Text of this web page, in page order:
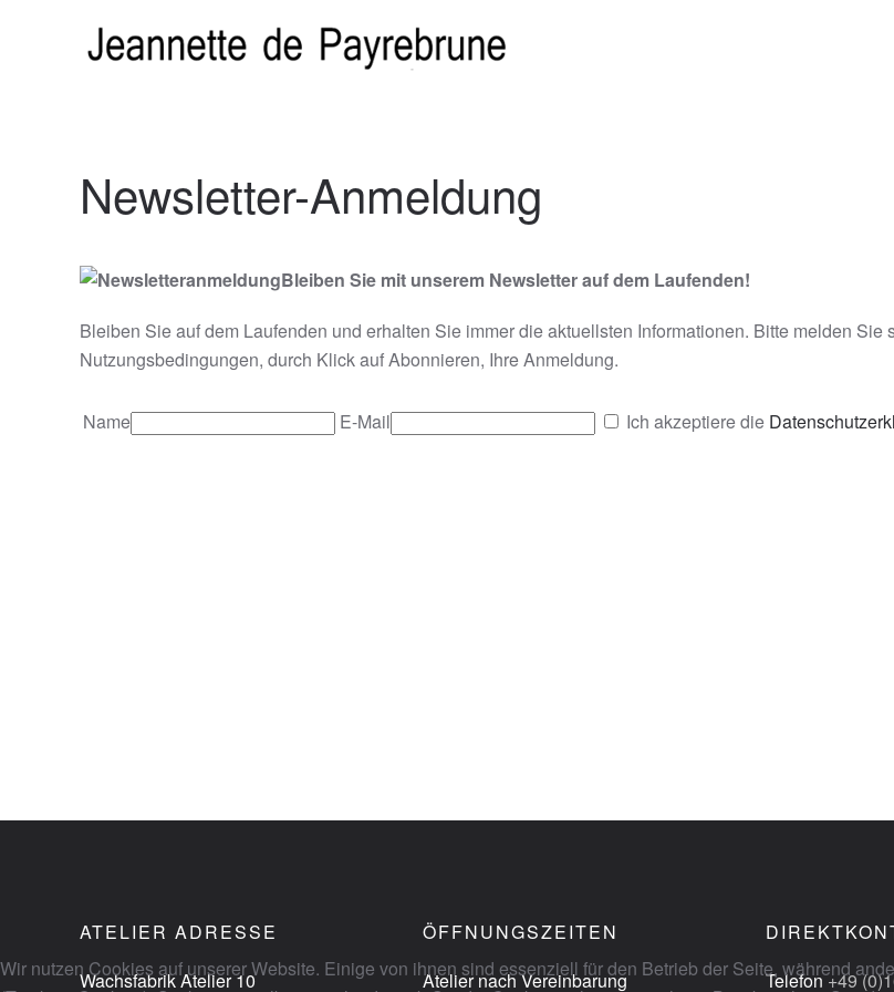
Zum Hauptinhalt springen
Newsletter-Anmeldung
Bleiben Sie mit unserem Newsletter auf dem Laufenden!
Bleiben Sie auf dem Laufenden und erhalten Sie immer die aktuellsten Informationen. Bitte melden
Nutzungsbedingungen, durch Klick auf Abonnieren, Ihre Anmeldung.
Name E-Mail Ich akzeptiere die
ATELIER ADRESSE
Wachsfabrik Atelier 10
ÖFFNUNGSZEITEN
Atelier nach Vereinbarung
Telefon+49
Wir nutzen Cookies auf unserer Website. Einige von ihnen sind essenziell für den Betrieb der Seite, während